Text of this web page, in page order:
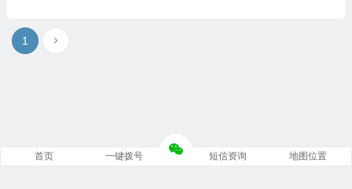
1
首页 一键拨号 短信资询 地图位置